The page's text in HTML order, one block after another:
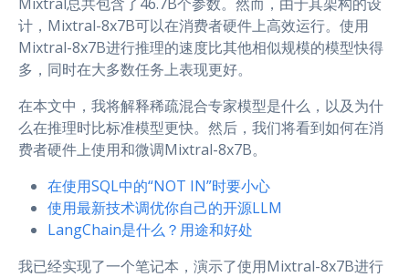
计，Mixtral-8x7B可以在消费者硬件上高效运行。使用
Mixtral-8x7B进行推理的速度比其他相似规模的模型快得
多，同时在大多数任务上表现更好。
在本文中，我将解释稀疏混合专家模型是什么，以及为什
么在推理时比标准模型更快。然后，我们将看到如何在消
费者硬件上使用和微调Mixtral-8x7B。
在使用SQL中的“NOT IN”时要小心
使用最新技术调优你自己的开源LLM
LangChain是什么？用途和好处
我已经实现了一个笔记本，演示了使用Mixtral-8x7B进行